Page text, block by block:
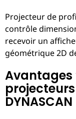
Projecteur de
contrôle
recevoir un
géométrique 2D
Avantages
projecteurs
DYNASCAN